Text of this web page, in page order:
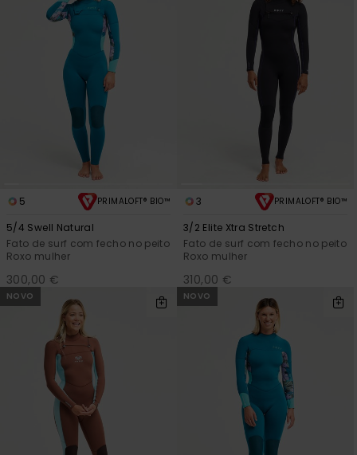
5 PRIMALOFT® BIO™
5/4 Swell Natural
Fato de surf com fecho no peito
Roxo mulher
300,00 €
3 PRIMALOFT® BIO™
3/2 Elite Xtra Stretch
Fato de surf com fecho no peito
Roxo mulher
310,00 €
NOVO NOVO